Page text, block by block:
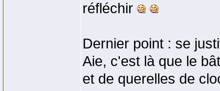
réfléchir
Dernier point : se
Aie, c'est là que le
et de querelles de